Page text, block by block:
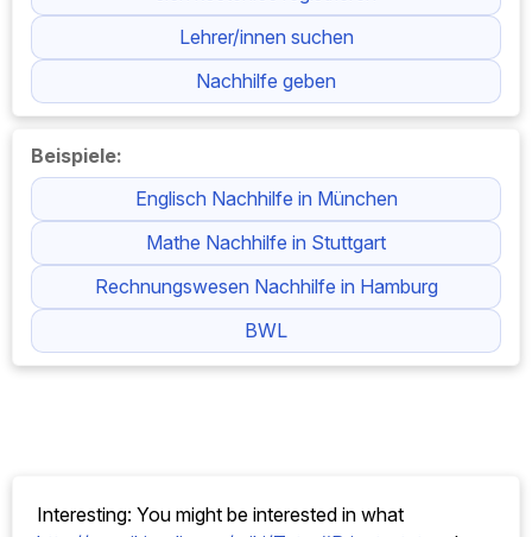
zarejestruj się za darmo
Szukam nauczycieli
udzielać korepetycji
Przykłady:
Korepetycje z języka angielskiego w Monachium
Korepetycje z matematyki w Stuttgarcie
Korepetycje z księgowości w Hamburgu
Administracja biznesowa